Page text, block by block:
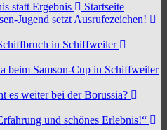
statt Ergebnis
Startseite
Jugend setzt Ausrufezeichen!
in Schiffweiler
beim Samson-Cup in Schiffweiler
es weiter bei der Borussia?
und schönes Erlebnis!“